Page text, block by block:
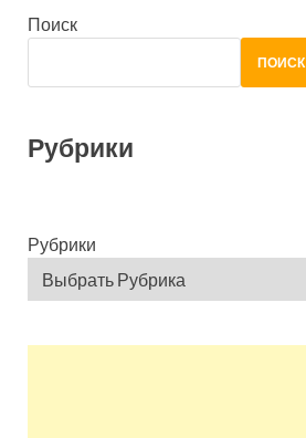
Поиск
ПОИСК
Рубрики
Рубрики